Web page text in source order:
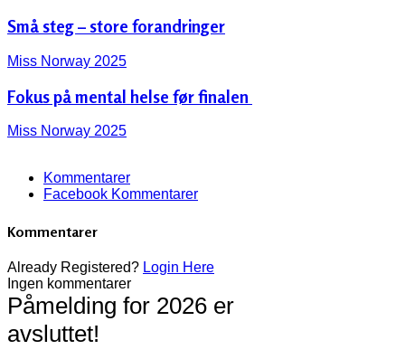
Små steg – store forandringer
Miss Norway 2025
Fokus på mental helse før finalen ‍️
Miss Norway 2025
Kommentarer
Facebook Kommentarer
Kommentarer
Already Registered? Login Here
Ingen kommentarer
Påmelding for 2026 er
avsluttet!